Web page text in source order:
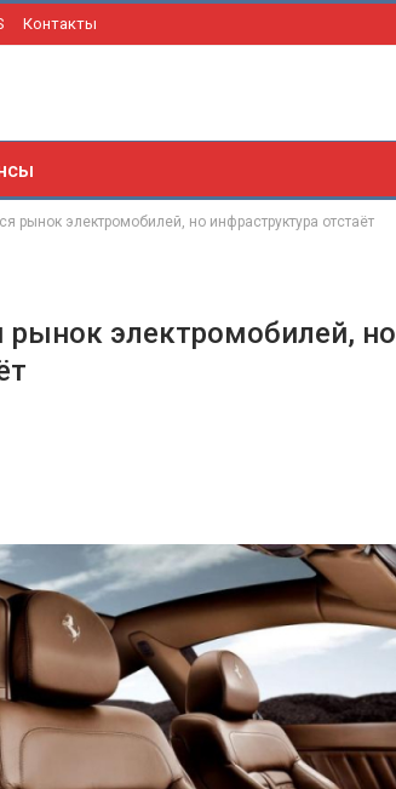
Контакты
рынок электромобилей, но инфраструктура отстаёт
рынок электромобилей, но